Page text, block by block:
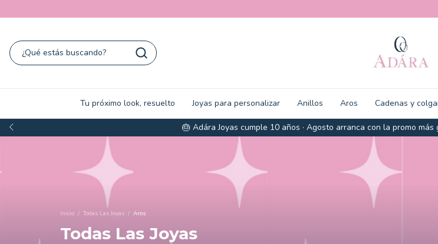
🎂 Adára Joyas cumple 10 años · Agosto arranca con la promo
Tu próximo look, resuelto Joyas para personalizar Anillos Aros Cadenas y
Inicio / Todas Las Joyas / Aros
Todas Las Joyas